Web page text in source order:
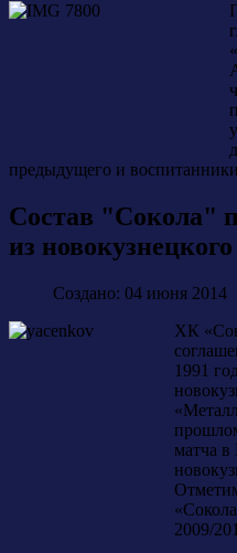
предыдущего и
Состав "Сокола"
из
Создано: 04 июня 2014
ХК
1991
матча
2009/